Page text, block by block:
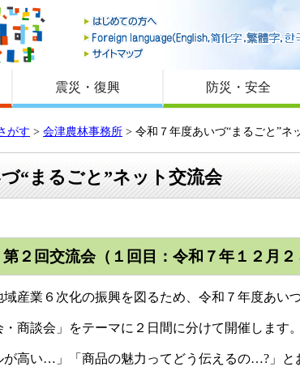
震災・復興 防災・安全
がす > 会津農林事務所 > 令和７年度あいづ“まるごと”ネ
“まるごと”ネット交流会
第２回交流会（１回目：令和７年１２月
産業６次化の振興を図るため、令和７年度あい
商談会」をテーマに２日間に分けて開催します。
が高い…」「商品の魅力ってどう伝えるの…?」